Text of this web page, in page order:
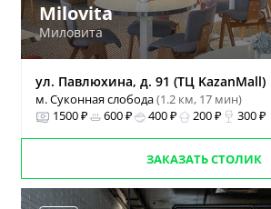
Milovita
Миловита
ул. Павлюхина, д. 91 (ТЦ KazanMall)
м. Суконная слобода(1.2 км, 17 мин)
1500 ₽
600 ₽ 400 ₽ 200 ₽ 300 ₽
ЗАКАЗАТЬ СТОЛИК